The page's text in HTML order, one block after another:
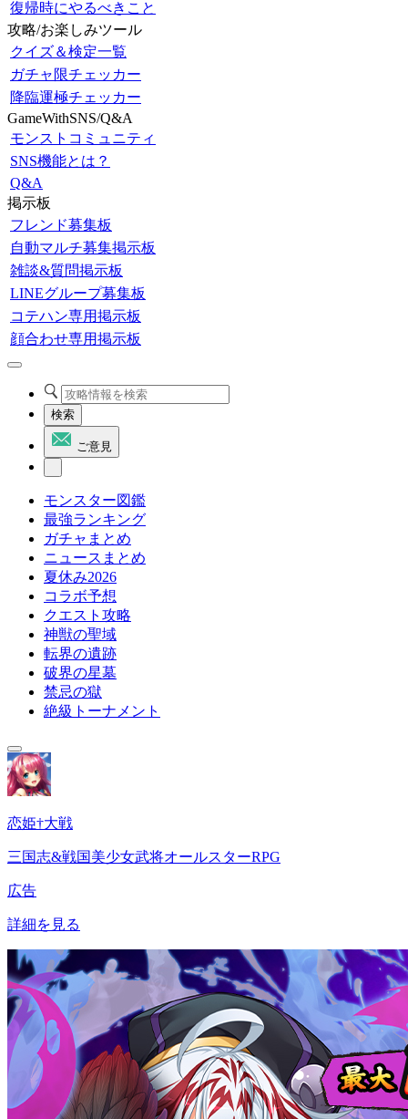
復帰時にやるべきこと
攻略/お楽しみツール
クイズ＆検定一覧
ガチャ限チェッカー
降臨運極チェッカー
GameWithSNS/Q&A
モンストコミュニティ
SNS機能とは？
Q&A
掲示板
フレンド募集板
自動マルチ募集掲示板
雑談&質問掲示板
LINEグループ募集板
コテハン専用掲示板
顔合わせ専用掲示板
検索
ご意見
モンスター図鑑
最強ランキング
ガチャまとめ
ニュースまとめ
夏休み2026
コラボ予想
クエスト攻略
神獣の聖域
転界の遺跡
破界の星墓
禁忌の獄
絶級トーナメント
恋姫†大戦
三国志&戦国美少女武将オールスターRPG
広告
詳細を見る